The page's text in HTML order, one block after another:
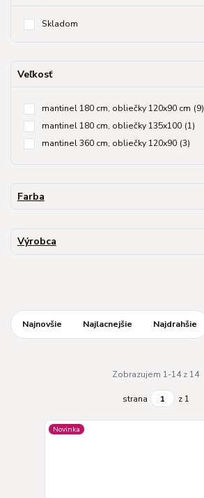
Skladom
Veľkosť
mantinel 180 cm, obliečky 120x90 cm (9)
mantinel 180 cm, obliečky 135x100 (1)
mantinel 360 cm, obliečky 120x90 (3)
Farba
Výrobca
Najnovšie Najlacnejšie Najdrahšie
Zobrazujem 1-14 z 14
strana z 1
Novinka